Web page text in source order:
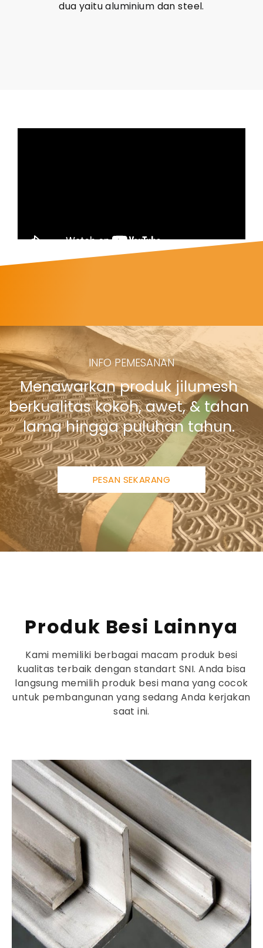
dua yaitualuminium dan steel.
INFO PEMESANAN
Menawarkan produk jilumesh
berkualitas kokoh, awet, & tahan
lama hingga puluhan tahun.
PESAN SEKARANG
Produk Besi Lainnya
Kami memiliki berbagai macam produk besi
kualitas terbaik dengan standart SNI. Anda bisa
langsung memilih produk besi mana yang cocok
untuk pembangunan yang sedang Anda kerjakan
saat ini.